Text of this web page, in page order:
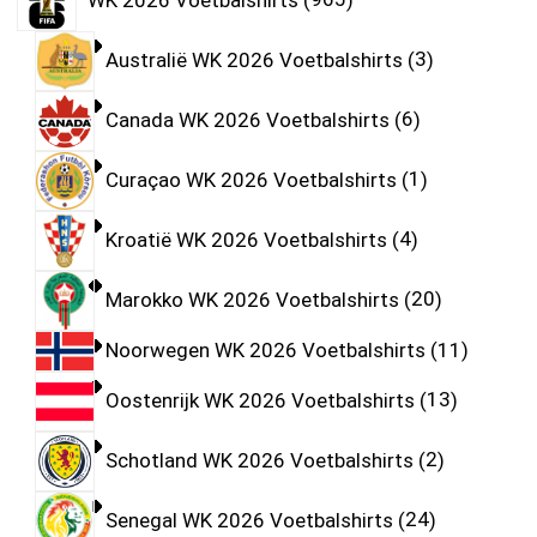
Australië WK 2026 Voetbalshirts 3
Canada WK 2026 Voetbalshirts 6
Curaçao WK 2026 Voetbalshirts 1
Kroatië WK 2026 Voetbalshirts 4
Marokko WK 2026 Voetbalshirts 20
Noorwegen WK 2026 Voetbalshirts 11
Oostenrijk WK 2026 Voetbalshirts 13
Schotland WK 2026 Voetbalshirts 2
Senegal WK 2026 Voetbalshirts 24